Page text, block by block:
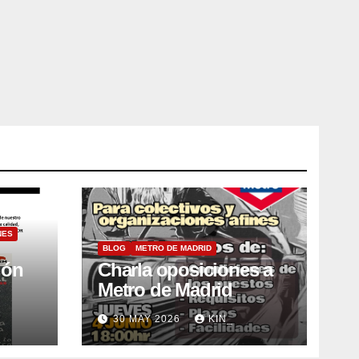
BLOG METRO DE MADRID
Charla oposiciones a
Metro de Madrid
30 MAY 2026 KIN_